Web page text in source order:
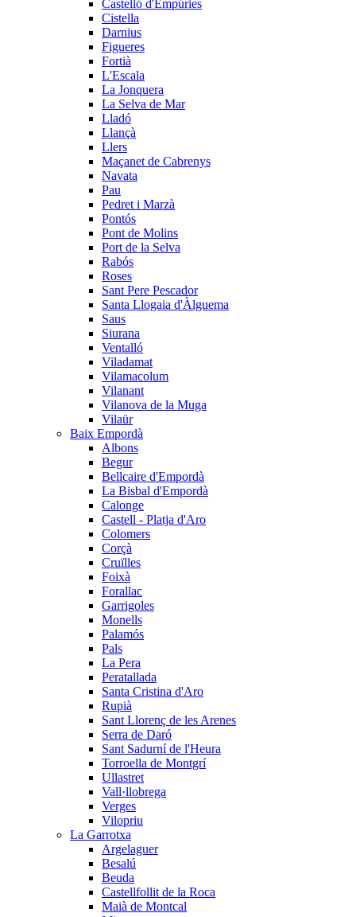
Castelló d'Empúries
Cistella
Darnius
Figueres
Fortià
L'Escala
La Jonquera
La Selva de Mar
Lladó
Llançà
Llers
Maçanet de Cabrenys
Navata
Pau
Pedret i Marzà
Pontós
Pont de Molins
Port de la Selva
Rabós
Roses
Sant Pere Pescador
Santa Llogaia d'Àlguema
Saus
Siurana
Ventalló
Viladamat
Vilamacolum
Vilanant
Vilanova de la Muga
Vilaür
Baix Empordà
Albons
Begur
Bellcaire d'Empordà
La Bisbal d'Empordà
Calonge
Castell - Platja d'Aro
Colomers
Corçà
Cruïlles
Foixà
Forallac
Garrigoles
Monells
Palamós
Pals
La Pera
Peratallada
Santa Cristina d'Aro
Rupià
Sant Llorenç de les Arenes
Serra de Daró
Sant Sadurní de l'Heura
Torroella de Montgrí
Ullastret
Vall·llobrega
Verges
Vilopriu
La Garrotxa
Argelaguer
Besalú
Beuda
Castellfollit de la Roca
Maià de Montcal